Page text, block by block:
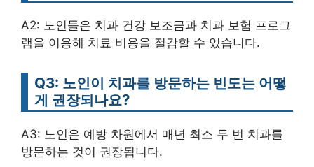
A2: 노인들은 치과 건강 보조금과 치과 보험 프로그
램을 이용해 치료 비용을 절감할 수 있습니다.
Q3: 노인이 치과를 방문하는 빈도는 어떻
게 권장되나요?
A3: 노인은 예방 차원에서 매년 최소 두 번 치과를
방문하는 것이 권장됩니다.